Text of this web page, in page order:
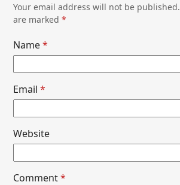
Your email address will not be published.
are marked*
Name*
Email*
Website
Comment*